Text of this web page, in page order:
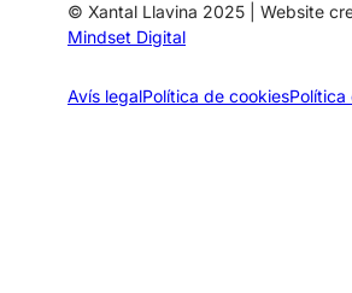
© Xantal Llavina 2025 | Website
Mindset Digital
Avís legalPolítica de cookiesPolítica